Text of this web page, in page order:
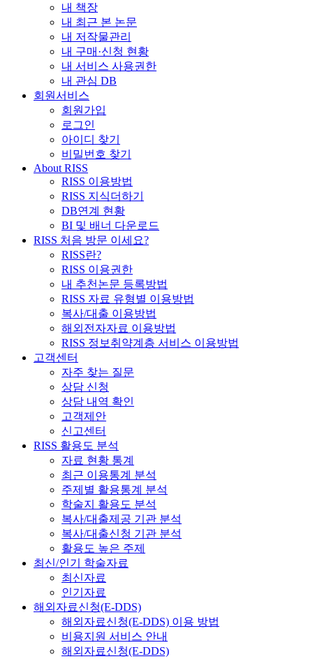
내 책장
내 최근 본 논문
내 저작물관리
내 구매·신청 현황
내 서비스 사용권한
내 관심 DB
회원서비스
회원가입
로그인
아이디 찾기
비밀번호 찾기
About RISS
RISS 이용방법
RISS 지식더하기
DB연계 현황
BI 및 배너 다운로드
RISS 처음 방문 이세요?
RISS란?
RISS 이용권한
내 추천논문 등록방법
RISS 자료 유형별 이용방법
복사/대출 이용방법
해외전자자료 이용방법
RISS 정보취약계층 서비스 이용방법
고객센터
자주 찾는 질문
상담 신청
상담 내역 확인
고객제안
신고센터
RISS 활용도 분석
자료 현황 통계
최근 이용통계 분석
주제별 활용통계 분석
학술지 활용도 분석
복사/대출제공 기관 분석
복사/대출신청 기관 분석
활용도 높은 주제
최신/인기 학술자료
최신자료
인기자료
해외자료신청(E-DDS)
해외자료신청(E-DDS) 이용 방법
비용지원 서비스 안내
해외자료신청(E-DDS)